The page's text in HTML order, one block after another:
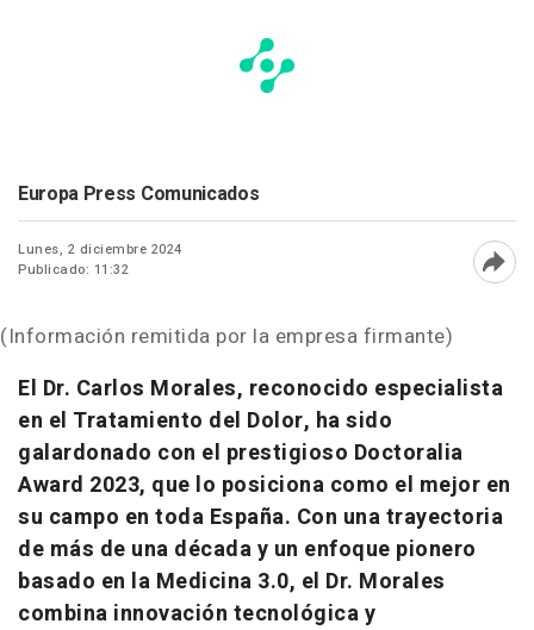
Europa Press Comunicados
Lunes, 2 diciembre 2024
Publicado: 11:32
(Información remitida por la empresa firmante)
El Dr. Carlos Morales, reconocido especialista
en el Tratamiento del Dolor, ha sido
galardonado con el prestigioso Doctoralia
Award 2023, que lo posiciona como el mejor en
su campo en toda España. Con una trayectoria
de más de una década y un enfoque pionero
basado en la Medicina 3.0, el Dr. Morales
combina innovación tecnológica y